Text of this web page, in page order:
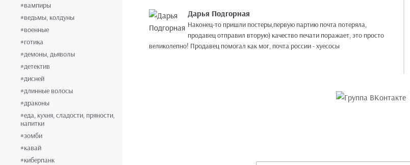
#вампиры
#ведьмы, колдуны
#военные
#готика
#демоны, дьяволы
#детектив
#дисней
#длинные волосы
#драконы
#еда, кухня, сладости, пряности,
напитки
#зомби
#кавай
#киберпанк
Дарья Подгорная
Наконец-то пришли постеры,первую партию почта потеряла,
продавец отправил вторую) качество печати поражает, это просто
великолепно! Продавец помогал как мог, почта россии - хуесосы